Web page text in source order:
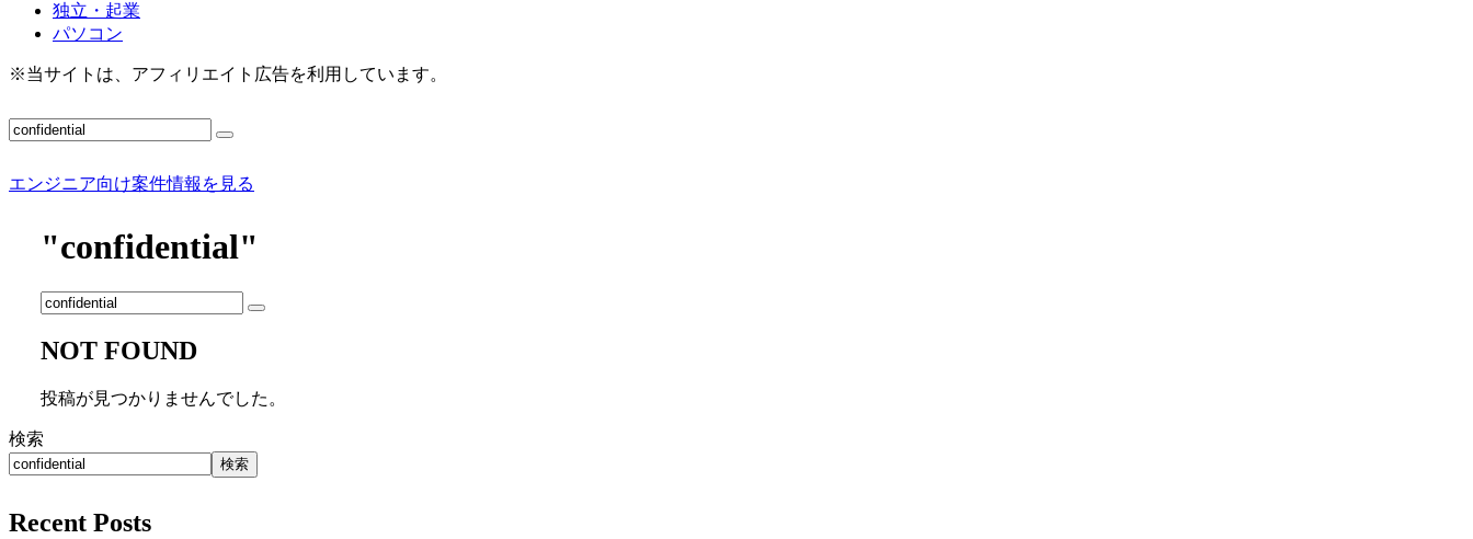
独立・起業
パソコン
※当サイトは、アフィリエイト広告を利用しています。
エンジニア向け案件情報を見る
"confidential"
NOT FOUND
投稿が見つかりませんでした。
検索
検索
Recent Posts